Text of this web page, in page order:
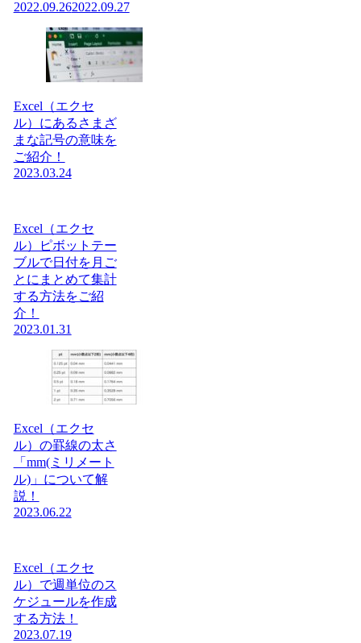
2022.09.262022.09.27
Excel（エクセ
ル）にあるさまざ
まな記号の意味を
ご紹介！
2023.03.24
Excel（エクセ
ル）ピボットテー
ブルで日付を月ご
とにまとめて集計
する方法をご紹
介！
2023.01.31
Excel（エクセ
ル）の罫線の太さ
「mm(ミリメート
ル)」について解
説！
2023.06.22
Excel（エクセ
ル）で週単位のス
ケジュールを作成
する方法！
2023.07.19